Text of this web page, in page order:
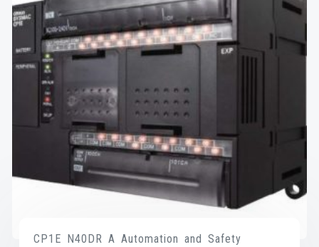
CP1E N40DR A Automation and Safety